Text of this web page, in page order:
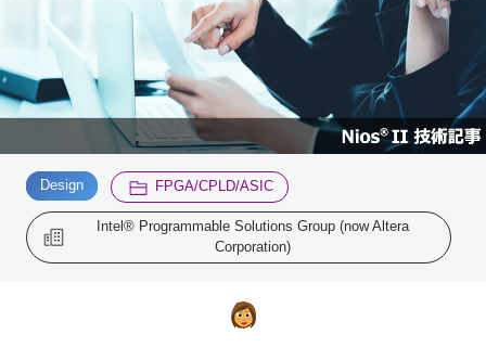
Handling Manufacturer
Support
Inquiry
Click here to purchase products
Narrow
down
by
specifying
conditions
2200
Design ​ ​ FPGA/CPLD/ASIC
Intel® Programmable Solutions Group (now Altera
Corporation)